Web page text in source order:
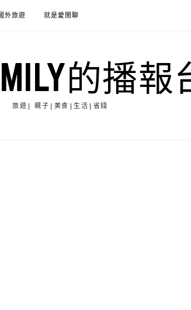
外旅遊 就是愛閒聊
的播報
旅遊| 親子|美食|生活|省錢